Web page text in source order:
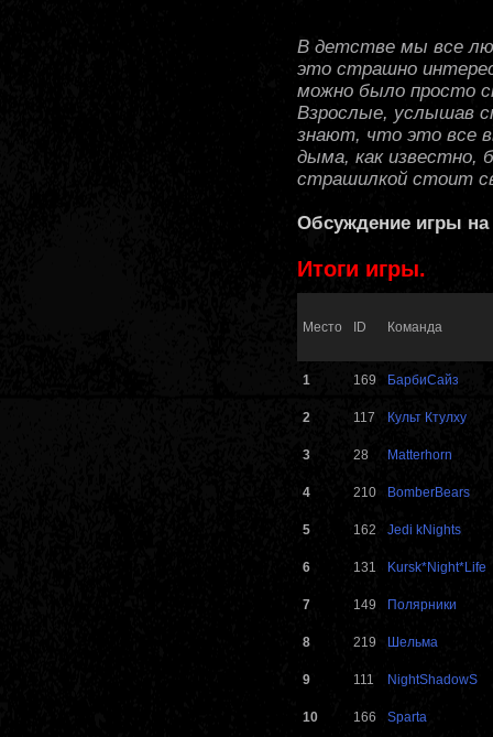
В детстве мы все
это страшно
можно было просто
Взрослые, услышав
знают, что это все
дыма, как известно,
страшилкой стоит
Обсуждение игры
Итоги игры.
Место ID Команда
1 169 БарбиСайз
2 117 Культ Ктулху
3 28 Matterhorn
4 210 BomberBears
5 162 Jedi kNights
6 131 Kursk*Night*Life
7 149 Полярники
8 219 Шельма
9 111 NightShadowS
10 166 Sparta